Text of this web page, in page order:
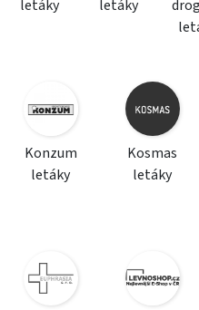
letáky
letáky
Konzum
letáky
Kosmas
letáky